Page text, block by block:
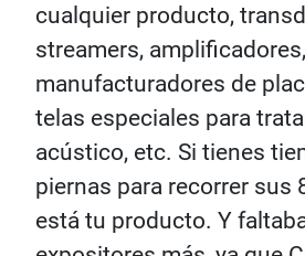
cualquier producto,
streamers,
manufacturadores de
telas especiales para
acústico, etc. Si tienes
piernas para recorrer sus
está tu producto. Y